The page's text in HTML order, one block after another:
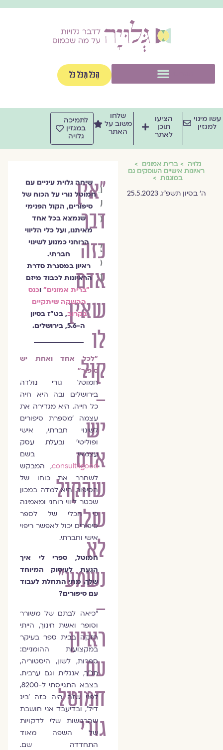
הַכֹּל מִכֹּל כֹּל
מינוי
למגזין
הציעו
תוכן
לאתר
שלחו
משוב על
האתר
לתמיכה
במגזין
גלויה
גלויה ברית אמונים
ראיונות אישיים העוסקים גם
במוגנות
ה׳ בסיון תשפ״ג 25.5.2023
"אין
דבר
כזה
אדם
שאין
לו
קול
–
יש
אדם
שהקול
שלו
לא
נשמע"
–
ראיון
עם
חמוטל
גורי
הרבנית
שרה
סגל־כץ
צוות
מגזין
גלויה
שיחה גלוית עיניים עם
חמוטל גורי על הכוח של
סיפורים, הקול הפנימי
שנמצא בכל אחד
מאיתנו, ועל כלי הליווי
הרוחני כמנוע לשינוי
חברתי.
ראיון במסגרת סדרת
הראיונות לכבוד מיזם
"ברית אמונים"וכנס
ההשקה שיתקיים
בקרוב, בט״ז בסיון
ה-5.6, בירושלים.
"לכל אחד ואחת יש
סיפור"
חמוטל גורי נולדה
בירושלים ובה היא חיה
כל חייה. היא מגדירה את
עצמה 'מספרת סיפורים
לשינוי חברתי, אישי
ופוליטי' ובעלת עסק
עצמאי בשם
consult4good, המבקש
לשחרר את כוחו של
הסיפור. היא למדה במכון
שכטר ליווי רוחני ומאמינה
כי הכלי של לספר
סיפורים יכול לאפשר ריפוי
אישי וחברתי.
חמוטל, ספרי לי איך
הגעת לעיסוק המיוחד
שלך. מתי התחלת לעבוד
עם סיפורים?
"כיאה לבתם של משורר
וסופר ואשת חינוך, הייתי
חזקה בבית ספר בעיקר
במקצועות ההומניים:
ספרות, לשון, היסטוריה,
תנ"ך, אנגלית וגם ערבית.
בצבא התגייסתי ל-8200,
לפני שזה היה כזה 'ביג
דיל', ובדיעבד אני חושבת
שהרגישות שלי לדקויות
של השפה מאוד
התחדדה שם.